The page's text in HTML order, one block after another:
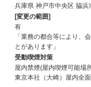
兵庫県 神戸市中央区 脇浜
[変更の範囲]
有
「業務の都合等により、
とがあります」
受動喫煙対策
屋内禁煙(屋内喫煙可能場
東京本社（大崎）屋内全